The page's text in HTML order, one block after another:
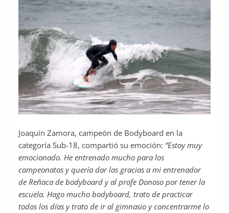
Joaquín Zamora, campeón de Bodyboard en la
categoría Sub-18, compartió su emoción: “Estoy muy
emocionado. He entrenado mucho para los
campeonatos y quería dar las gracias a mi entrenador
de Reñaca de bodyboard y al profe Donoso por tener la
escuela. Hago mucho bodyboard, trato de practicar
todos los días y trato de ir al gimnasio y concentrarme lo